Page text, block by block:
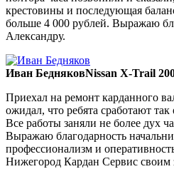
крестовины и последующая
больше 4 000 рублей. Выражаю
Александру.
Иван БедняковNissan X-Trail
Приехал на ремонт карданного
ожидал, что ребята сработают
Все работы заняли не более дух
Выражаю благодарность
профессионализм и
Нижегород Кардан Сервис своим